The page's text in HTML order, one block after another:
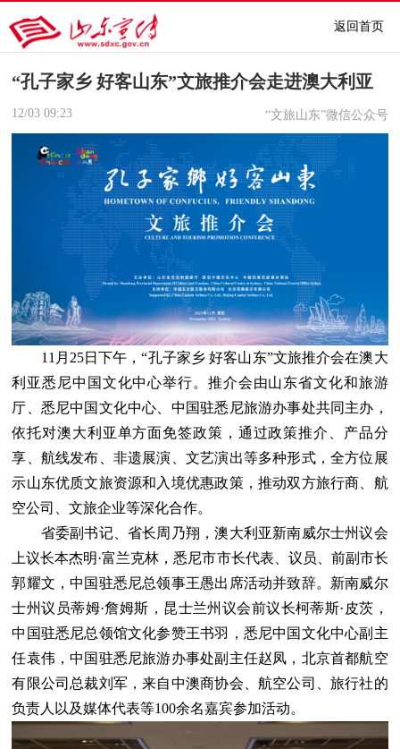
返回首页
“孔子家乡 好客山东”文旅推介会走进澳大利亚
12/03 09:23 “文旅山东”微信公众号
11月25日下午，“孔子家乡 好客山东”文旅推介会在澳大
利亚悉尼中国文化中心举行。推介会由山东省文化和旅游
厅、悉尼中国文化中心、中国驻悉尼旅游办事处共同主办，
依托对澳大利亚单方面免签政策，通过政策推介、产品分
享、航线发布、非遗展演、文艺演出等多种形式，全方位展
示山东优质文旅资源和入境优惠政策，推动双方旅行商、航
空公司、文旅企业等深化合作。
省委副书记、省长周乃翔，澳大利亚新南威尔士州议会
上议长本杰明·富兰克林，悉尼市市长代表、议员、前副市长
郭耀文，中国驻悉尼总领事王愚出席活动并致辞。新南威尔
士州议员蒂姆·詹姆斯，昆士兰州议会前议长柯蒂斯·皮茨，
中国驻悉尼总领馆文化参赞王书羽，悉尼中国文化中心副主
任袁伟，中国驻悉尼旅游办事处副主任赵凤，北京首都航空
有限公司总裁刘军，来自中澳商协会、航空公司、旅行社的
负责人以及媒体代表等100余名嘉宾参加活动。